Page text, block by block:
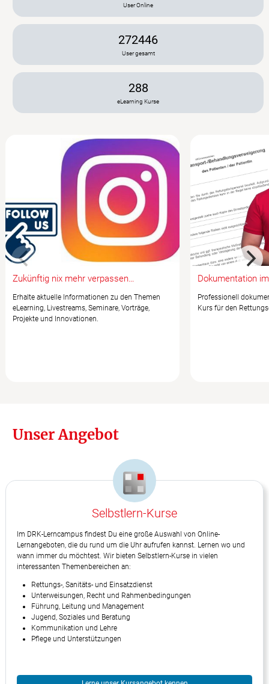
User Online
272446
User gesamt
288
eLearning Kurse
Zukünftig nix mehr verpassen…
Erhalte aktuelle Informationen zu den Themen
eLearning, Livestreams, Seminare, Vorträge,
Projekte und Innovationen.
Dokumentation
Professionell
Kurs für den
Unser Angebot
Selbstlern-Kurse
Im DRK-Lerncampus findest Du eine große Auswahl von Online-
Lernangeboten, die du rund um die Uhr aufrufen kannst. Lernen wo und
wann immer du möchtest. Wir bieten Selbstlern-Kurse in vielen
interessanten Themenbereichen an:
Rettungs-, Sanitäts- und Einsatzdienst
Unterweisungen, Recht und Rahmenbedingungen
Führung, Leitung und Management
Jugend, Soziales und Beratung
Kommunikation und Lehre
Pflege und Unterstützungen